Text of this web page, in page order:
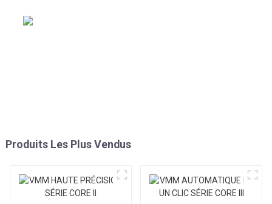
Produits Les Plus Vendus